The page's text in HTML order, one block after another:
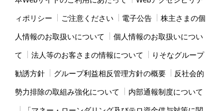
ィポリシー ご注意ください 電子公告 株主さまの個
人情報のお取扱いについて 個人情報のお取扱いについ
て 法人等のお客さまの情報について りそなグループ
勧誘方針 グループ利益相反管理方針の概要 反社会的
勢力排除の取組み強化について 内部通報制度について